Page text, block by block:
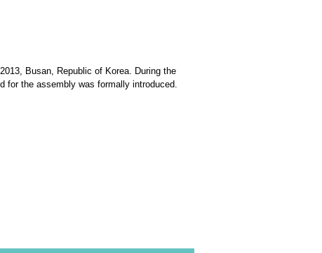
Busan, Republic of Korea. During the
for the assembly was formally introduced.